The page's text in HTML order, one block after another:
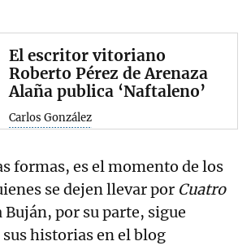
El escritor vitoriano
Roberto Pérez de Arenaza
Alaña publica ‘Naftaleno’
Carlos González
formas, es el momento de los
se dejen llevar por Cuatro
Buján, por su parte, sigue
historias en el blog